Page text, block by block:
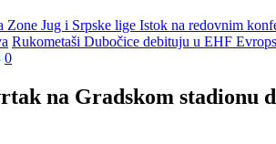
Jug i Srpske lige Istok na redovnim
Rukometaši Dubočice debituju u EHF
0
na Gradskom stadionu